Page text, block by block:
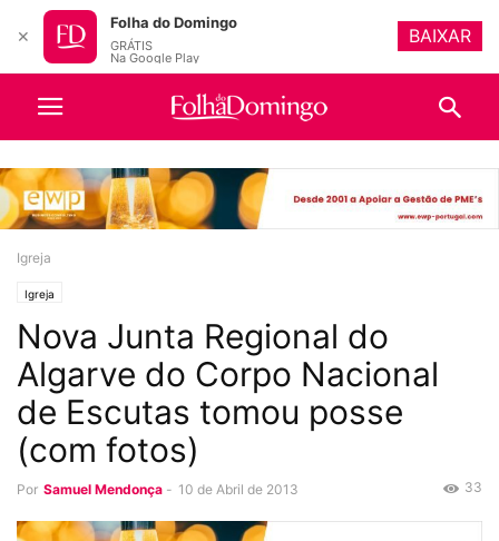
Igreja
Igreja
Nova Junta Regional do
Algarve do Corpo Nacional
de Escutas tomou posse
(com fotos)
Por Samuel Mendonça - 10 de Abril de 2013 33
✕
Folha do Domingo
GRÁTIS
Na Google Play
BAIXAR